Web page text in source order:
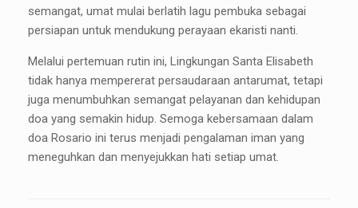
semangat, umat mulai berlatih lagu pembuka sebagai
persiapan untuk mendukung perayaan ekaristi nanti.
Melalui pertemuan rutin ini, Lingkungan Santa Elisabeth
tidak hanya mempererat persaudaraan antarumat, tetapi
juga menumbuhkan semangat pelayanan dan kehidupan
doa yang semakin hidup. Semoga kebersamaan dalam
doa Rosario ini terus menjadi pengalaman iman yang
meneguhkan dan menyejukkan hati setiap umat.